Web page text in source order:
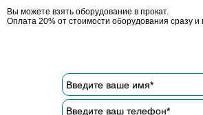
Вы можете взять оборудование в прокат.
Оплата 20% от стоимости оборудования сразу и